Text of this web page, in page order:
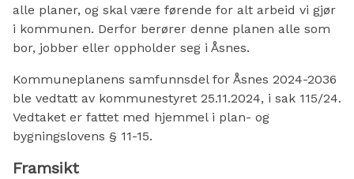
alle planer, og skal være førende for alt arbeid vi gjør
i kommunen. Derfor berører denne planen alle som
bor, jobber eller oppholder seg i Åsnes.
Kommuneplanens samfunnsdel for Åsnes 2024-2036
ble vedtatt av kommunestyret 25.11.2024, i sak 115/24.
Vedtaket er fattet med hjemmel i plan- og
bygningslovens § 11-15.
Framsikt